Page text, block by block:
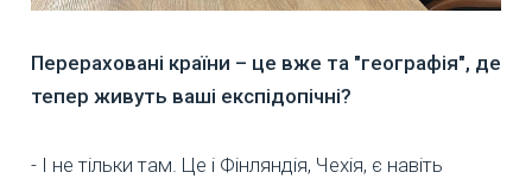
Перераховані країни – це вже та "географія", де
тепер живуть ваші експідопічні?
- І не тільки там. Це і Фінляндія, Чехія, є навіть